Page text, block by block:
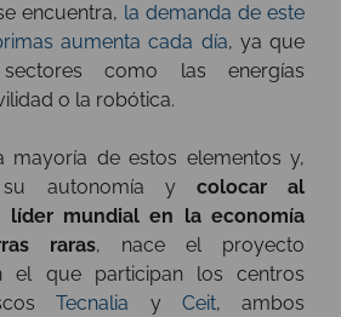
encuentra, la demanda de este
aumenta cada día, ya que
como las energías
o la robótica.
mayoría de estos elementos y,
autonomía y colocar al
líder mundial en la economía
raras, nace el proyecto
el que participan los centros
Tecnalia y Ceit, ambos